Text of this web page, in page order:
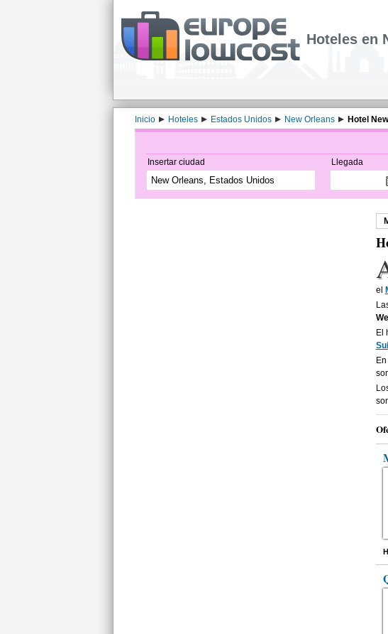
Hoteles en
Inicio Hoteles Estados Unidos New Orleans Hotel
Insertar ciudad Llegada
el
El